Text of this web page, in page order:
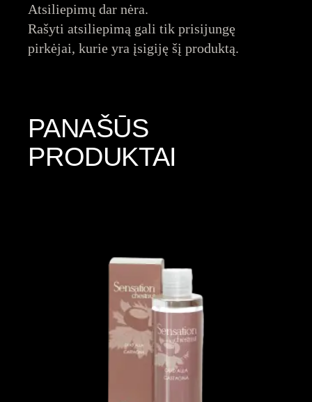
Atsiliepimų dar nėra.
Rašyti atsiliepimą gali tik prisijungę
pirkėjai, kurie yra įsigiję šį produktą.
PANAŠŪS
PRODUKTAI